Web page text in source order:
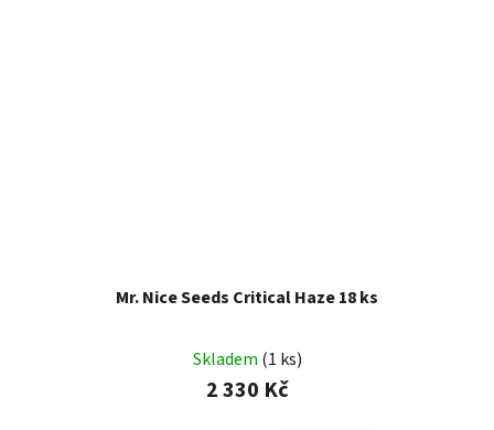
Mr. Nice Seeds Critical Haze 18 ks
Skladem (1 ks)
2 330 Kč